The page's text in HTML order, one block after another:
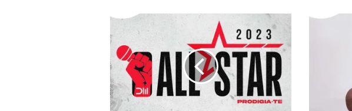
Prodígio
Estraca,
Helio
Batalha,
Franz1s
-
Peculato
Brucel
Quadradinho